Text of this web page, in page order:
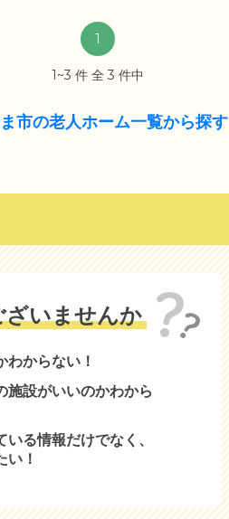
1
1~3 件 全 3 件中
市の老人ホーム一覧から探す
いませんか
わからない！
施設がいいのかわから
る情報だけでなく、
い！